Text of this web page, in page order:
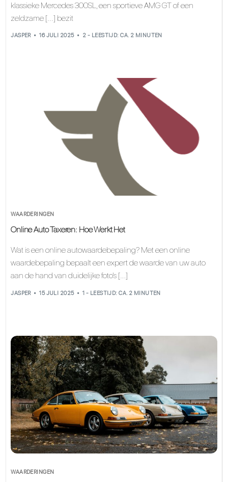
klassieke Mercedes 300SL, een sportieve AMG GT of een
zeldzame [...] bezit
JASPER 16 JULI 2025 2 - LEESTIJD: CA. 2 MINUTEN
WAARDERINGEN
Online Auto Taxeren: Hoe Werkt Het
Wat is een online autowaardebepaling? Met een online
waardebepaling bepaalt een expert de waarde van uw auto
aan de hand van duidelijke foto's […]
JASPER 15 JULI 2025 1 - LEESTIJD: CA. 2 MINUTEN
WAARDERINGEN